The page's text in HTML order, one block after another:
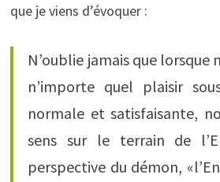
que je viens d’évoquer :
N’oublie jamais que lorsque
n’importe quel plaisir
normale et satisfaisante,
sens sur le terrain de
perspective du démon,